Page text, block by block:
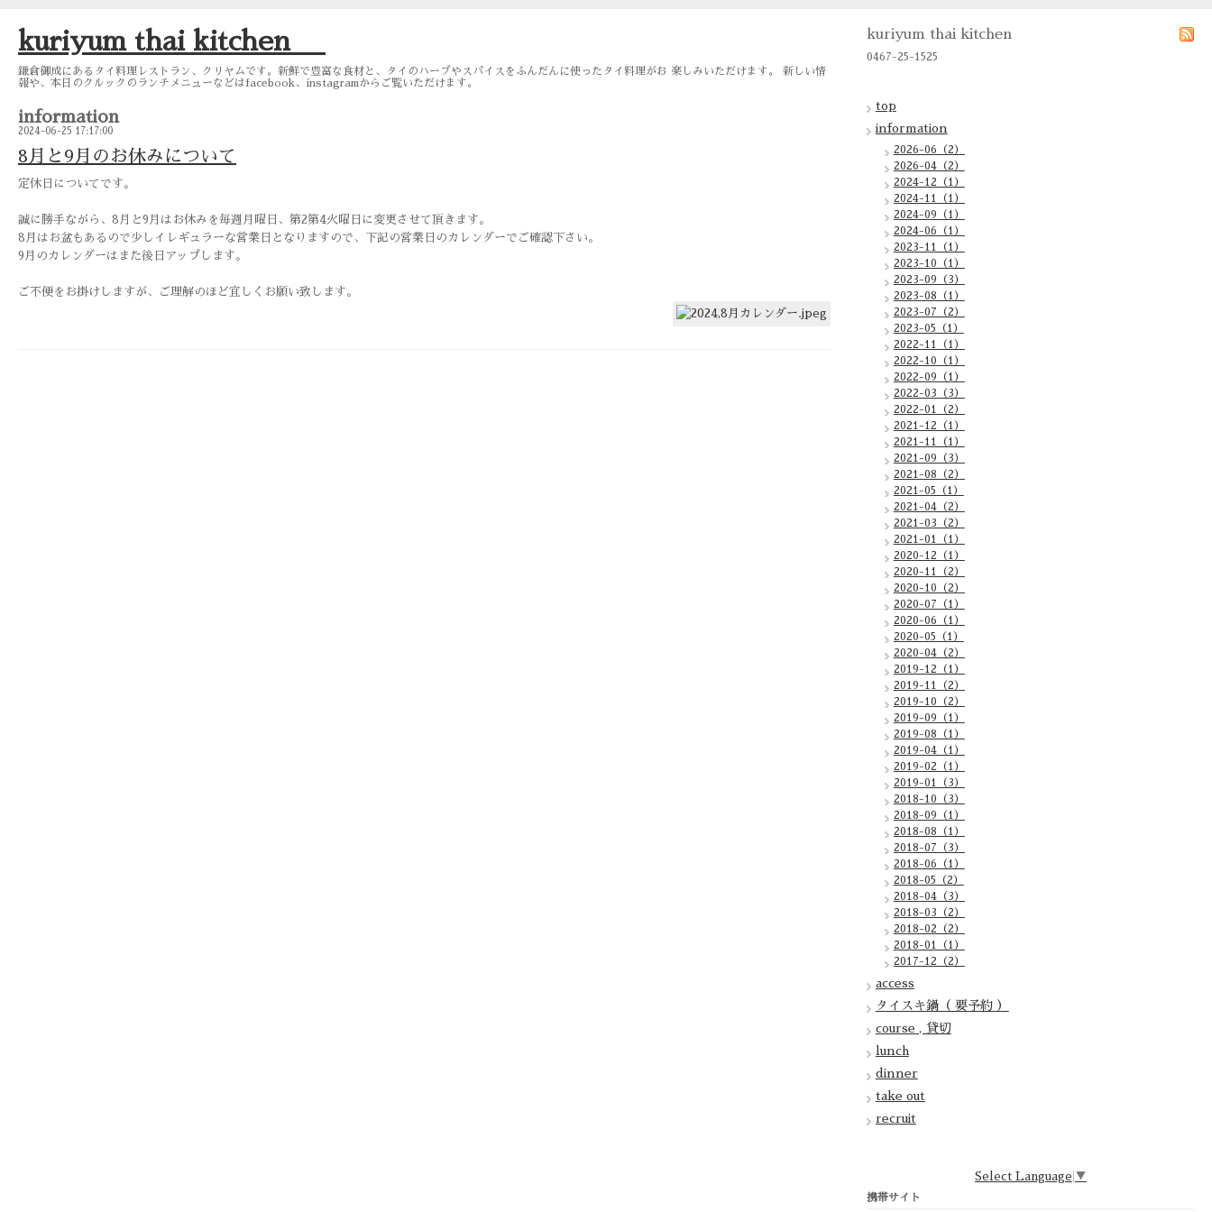
kuriyum thai kitchen
鎌倉御成にあるタイ料理レストラン、クリヤムです。新鮮で豊富な食材と、タイのハーブやスパイスをふんだんに使ったタイ料理がお 楽しみいただけます。 新しい情
報や、本日のクルックのランチメニューなどはfacebook、instagramからご覧いただけます。
information
2024-06-25 17:17:00
8月と9月のお休みについて
定休日についてです。
誠に勝手ながら、8月と9月はお休みを毎週月曜日、第2第4火曜日に変更させて頂きます。
8月はお盆もあるので少しイレギュラーな営業日となりますので、下記の営業日のカレンダーでご確認下さい。
9月のカレンダーはまた後日アップします。
ご不便をお掛けしますが、ご理解のほど宜しくお願い致します。
kuriyum thai kitchen
0467-25-1525
top
information
2026-06（2）
2026-04（2）
2024-12（1）
2024-11（1）
2024-09（1）
2024-06（1）
2023-11（1）
2023-10（1）
2023-09（3）
2023-08（1）
2023-07（2）
2023-05（1）
2022-11（1）
2022-10（1）
2022-09（1）
2022-03（3）
2022-01（2）
2021-12（1）
2021-11（1）
2021-09（3）
2021-08（2）
2021-05（1）
2021-04（2）
2021-03（2）
2021-01（1）
2020-12（1）
2020-11（2）
2020-10（2）
2020-07（1）
2020-06（1）
2020-05（1）
2020-04（2）
2019-12（1）
2019-11（2）
2019-10（2）
2019-09（1）
2019-08（1）
2019-04（1）
2019-02（1）
2019-01（3）
2018-10（3）
2018-09（1）
2018-08（1）
2018-07（3）
2018-06（1）
2018-05（2）
2018-04（3）
2018-03（2）
2018-02（2）
2018-01（1）
2017-12（2）
access
タイスキ鍋（ 要予約 ）
course , 貸切
lunch
dinner
take out
recruit
Select Language ▼
携帯サイト